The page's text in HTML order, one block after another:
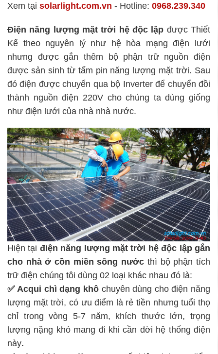
Xem tại solarlight.com.vn - Hotline: 0968.239.340
Điện năng lượng mặt trời hệ độc lập được Thiết
Kế theo nguyên lý như hệ hòa mạng điện lưới
nhưng được gắn thêm bộ phận trữ nguồn điện
được sản sinh từ tấm pin năng lượng mặt trời. Sau
đó điện được chuyển qua bộ Inverter để chuyển đồi
thành nguồn điện 220V cho chúng ta dùng giống
như điện lưới của nhà nhà nước.
Hiện tại điện năng lượng mặt trời hệ độc lập gắn
cho nhà ở cồn miền sông nước thì bộ phận tích
trữ điện chúng tôi dùng 02 loại khác nhau đó là:
✅ Acqui chì dạng khô chuyên dùng cho điện năng
lượng mặt trời, có ưu điểm là rẻ tiền nhưng tuổi thọ
chỉ trong vòng 5-7 năm, khích thước lớn, trọng
lượng nặng khó mang đi khi cần dời hệ thống điện
này.